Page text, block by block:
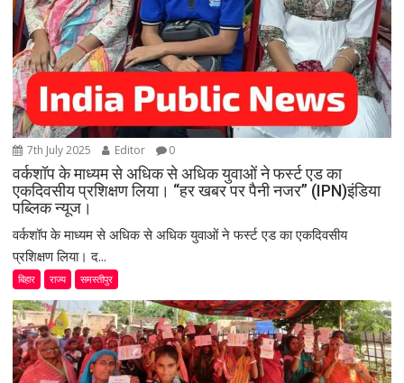
7th July 2025 Editor 0
वर्कशॉप के माध्यम से अधिक से अधिक युवाओं ने फर्स्ट एड का
एकदिवसीय प्रशिक्षण लिया। “हर खबर पर पैनी नजर” (IPN)इंडिया
पब्लिक न्यूज।
वर्कशॉप के माध्यम से अधिक से अधिक युवाओं ने फर्स्ट एड का एकदिवसीय
प्रशिक्षण लिया। द...
बिहार राज्य समस्तीपुर